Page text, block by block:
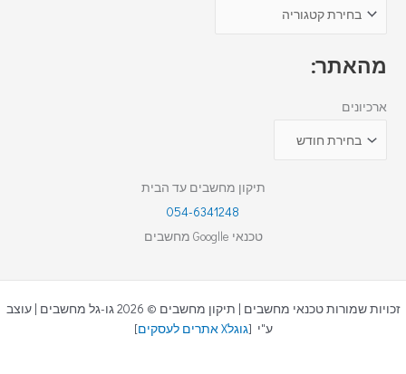
מהאתר:
ארכיונים
תיקון מחשבים עד הבית
054-6341248
טכנאי Googlle מחשבים
זכויות שמורות טכנאי מחשבים | תיקון מחשבים © 2026 גו-גל מחשבים | עוצב
ע"י [גוגלX אתרים לעסקים ]